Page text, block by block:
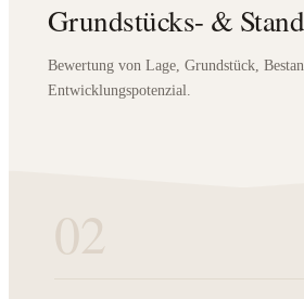
Grundstücks- &
Bewertung von Lage, Grundstück,
Entwicklungspotenzial.
02